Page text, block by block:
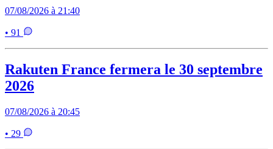
07/08/2026 à 21:40
• 91
Rakuten France fermera le 30 septembre
2026
07/08/2026 à 20:45
• 29